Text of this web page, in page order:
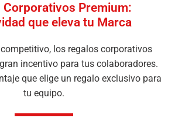
Corporativos Premium:
que eleva tu Marca
los regalos corporativos
incentivo para tus colaboradores.
que elige un regalo exclusivo para
tu equipo.